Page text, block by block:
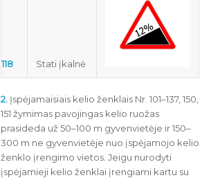
118 Stati įkalnė
2. Įspėjamaisiais kelio ženklais Nr. 101–137, 150,
151 žymimas pavojingas kelio ruožas
prasideda už 50–100 m gyvenvietėje ir 150–
300 m ne gyvenvietėje nuo įspėjamojo kelio
ženklo įrengimo vietos. Jeigu nurodyti
įspėjamieji kelio ženklai įrengiami kartu su